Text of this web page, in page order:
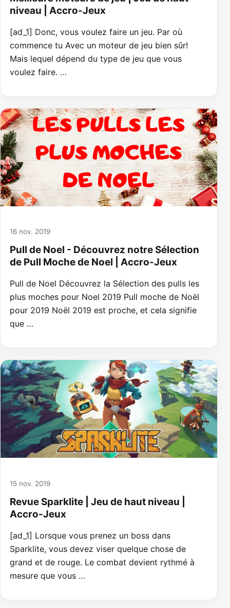
niveau | Accro-Jeux
[ad_1] Donc, vous voulez faire un jeu. Par où
commence tu Avec un moteur de jeu bien sûr!
Mais lequel dépend du type de jeu que vous
voulez faire. …
16 nov. 2019
Pull de Noel - Découvrez notre Sélection
de Pull Moche de Noel | Accro-Jeux
Pull de Noel Découvrez la Sélection des pulls les
plus moches pour Noel 2019 Pull moche de Noël
pour 2019 Noël 2019 est proche, et cela signifie
que …
15 nov. 2019
Revue Sparklite | Jeu de haut niveau |
Accro-Jeux
[ad_1] Lorsque vous prenez un boss dans
Sparklite, vous devez viser quelque chose de
grand et de rouge. Le combat devient rythmé à
mesure que vous …